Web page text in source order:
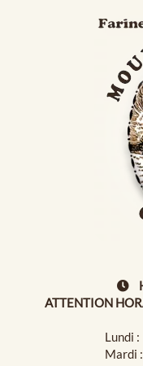
ATTENTION
Lundi :
Mardi :